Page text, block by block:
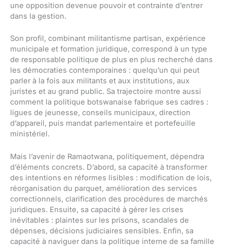
une opposition devenue pouvoir et contrainte d’entrer
dans la gestion.
Son profil, combinant militantisme partisan, expérience
municipale et formation juridique, correspond à un type
de responsable politique de plus en plus recherché dans
les démocraties contemporaines : quelqu’un qui peut
parler à la fois aux militants et aux institutions, aux
juristes et au grand public. Sa trajectoire montre aussi
comment la politique botswanaise fabrique ses cadres :
ligues de jeunesse, conseils municipaux, direction
d’appareil, puis mandat parlementaire et portefeuille
ministériel.
Mais l’avenir de Ramaotwana, politiquement, dépendra
d’éléments concrets. D’abord, sa capacité à transformer
des intentions en réformes lisibles : modification de lois,
réorganisation du parquet, amélioration des services
correctionnels, clarification des procédures de marchés
juridiques. Ensuite, sa capacité à gérer les crises
inévitables : plaintes sur les prisons, scandales de
dépenses, décisions judiciaires sensibles. Enfin, sa
capacité à naviguer dans la politique interne de sa famille